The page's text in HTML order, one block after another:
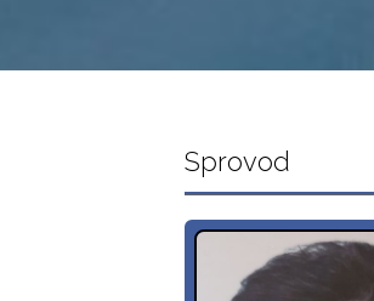
Sprovod